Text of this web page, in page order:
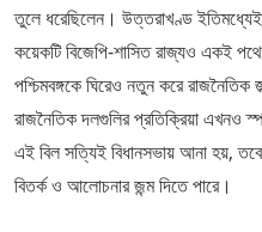
তুলে ধরেছিলেন। উত্তরাখণ্ড
কয়েকটি বিজেপি-শাসিত রাজ্যও একই
পশ্চিমবঙ্গকে ঘিরেও নতুন করে রাজনৈতিক
রাজনৈতিক দলগুলির প্রতিক্রিয়া এখনও
এই বিল সত্যিই বিধানসভায় আনা হয়,
বিতর্ক ও আলোচনার জন্ম দিতে পারে।